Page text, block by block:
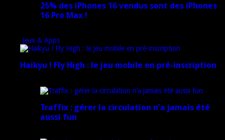
25% des iPhones 16 vendus sont des iPhones
16 Pro Max !
Jeux & Apps
Haikyu ! Fly High : le jeu mobile en pré-inscription
Traffix : gérer la circulation n’a jamais été
aussi fun